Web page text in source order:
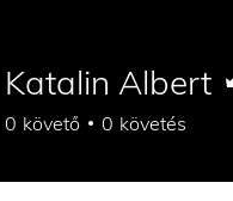
Katalin Albert
0 követő 0 követés